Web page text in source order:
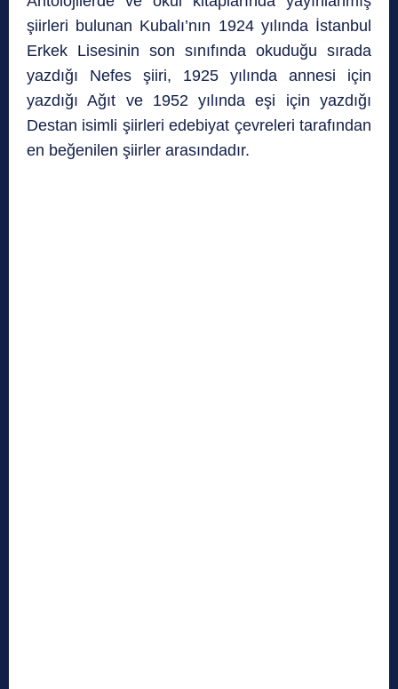
şiirleri bulunan Kubalı’nın 1924 yılında İstanbul
Erkek Lisesinin son sınıfında okuduğu sırada
yazdığı Nefes şiiri, 1925 yılında annesi için
yazdığı Ağıt ve 1952 yılında eşi için yazdığı
Destan isimli şiirleri edebiyat çevreleri tarafından
en beğenilen şiirler arasındadır.